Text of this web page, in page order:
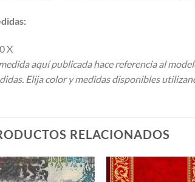
X
aquí publicada hace referencia al
Elija color y medidas disponibles
RELACIONADOS